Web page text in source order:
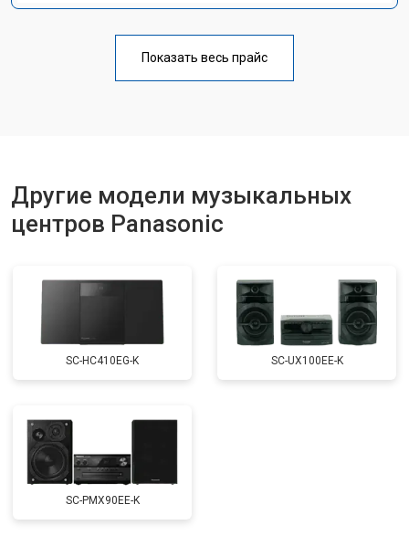
Показать весь прайс
Другие модели музыкальных
центров Panasonic
SC-HC410EG-K SC-UX100EE-K
SC-PMX90EE-K